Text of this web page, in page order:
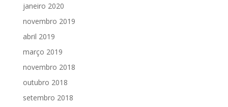
janeiro 2020
novembro 2019
abril 2019
março 2019
novembro 2018
outubro 2018
setembro 2018